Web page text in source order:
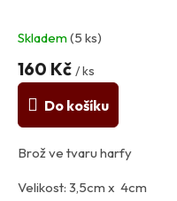
Skladem(5 ks)
160 Kč / ks
Do košíku
Brož ve tvaru harfy
Velikost: 3,5cm x 4cm